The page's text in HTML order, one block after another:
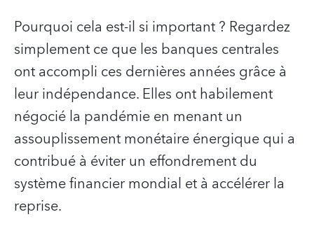
Pourquoi cela est-il si important ? Regardez
simplement ce que les banques centrales
ont accompli ces dernières années grâce à
leur indépendance. Elles ont habilement
négocié la pandémie en menant un
assouplissement monétaire énergique qui a
contribué à éviter un effondrement du
système financier mondial et à accélérer la
reprise.